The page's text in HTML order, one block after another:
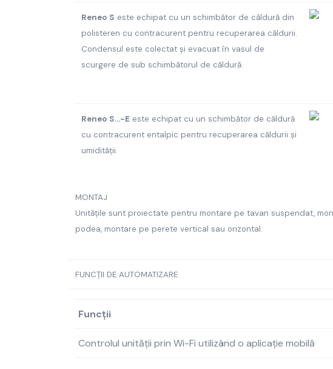
Reneo S este echipat cu un schimbător de căldură din
polisteren cu contracurent pentru recuperarea căldurii.
Condensul este colectat și evacuat în vasul de
scurgere de sub schimbătorul de căldură.
Reneo S...-E este echipat cu un schimbător de căldură
cu contracurent entalpic pentru recuperarea căldurii și
umidității.
MONTAJ
Unitățile sunt proiectate pentru montare pe tavan suspendat,
podea, montare pe perete vertical sau orizontal.
FUNCȚII DE AUTOMATIZARE
Funcții
Controlul unității prin Wi-Fi utilizând o aplicație mobilă